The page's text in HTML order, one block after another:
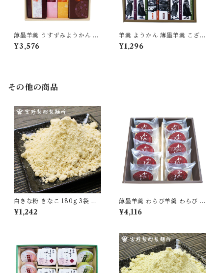
薄墨羊羹 うすずみようかん 小
棹 一口ようかん こざくら 詰合
せ セット [yokan-kk-set02]
¥3,576
羊羹 ようかん 薄墨羊羹 こざく
ら 松山道後めぐり 6個入り 茂
本ヒデキチ コラボ 限定 墨絵
¥1,296
その他の商品
白きな粉 きなこ 180g 3袋 国
産 無添加 大豆 自家製粉 食品
グルメ 粉物 [myn-sknk-03]
¥1,242
薄墨羊羹 わらび羊羹 わらび 1
0個入り セット 羊羹 ようかん
詰合せ 和菓子 スイーツ 食品
¥4,116